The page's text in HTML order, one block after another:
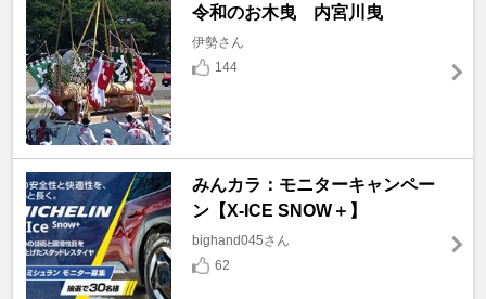
令和のお木曳 内宮川曳
伊勢さん
144
みんカラ：モニターキャンペー
ン【X-ICE SNOW＋】
bighand045さん
62